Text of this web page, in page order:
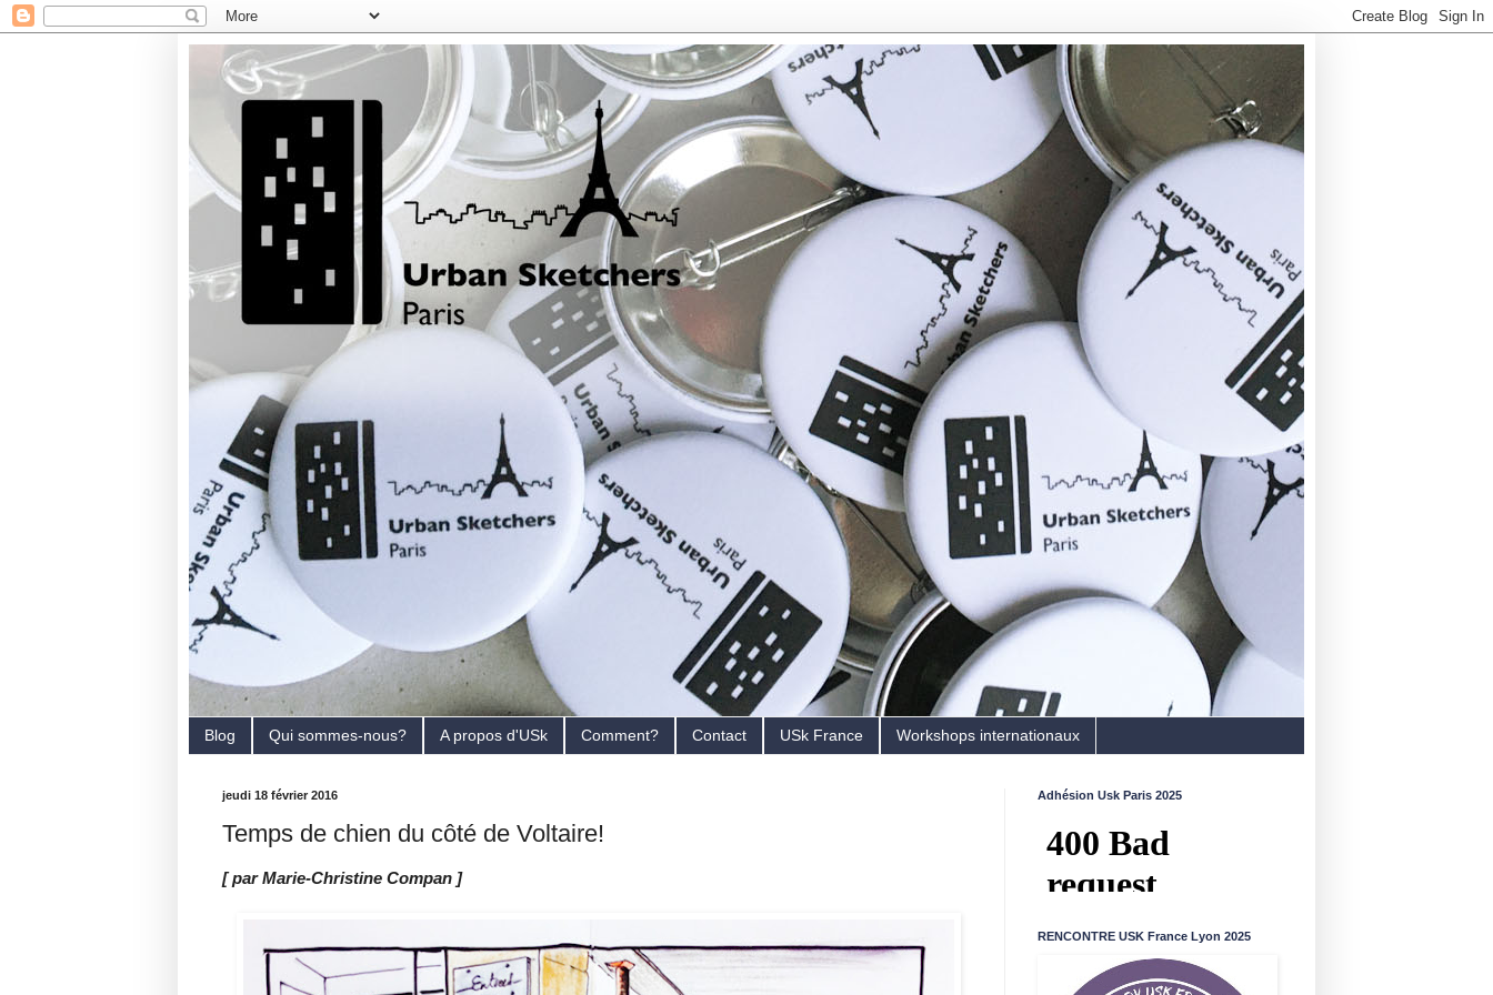
Blog Qui sommes-nous? A propos d'USk Comment? Contact USk France Workshops internationaux
jeudi 18 février 2016
Temps de chien du côté de Voltaire!
[ par Marie-Christine Compan ]
Adhésion Usk Paris 2025
RENCONTRE USK France Lyon 2025